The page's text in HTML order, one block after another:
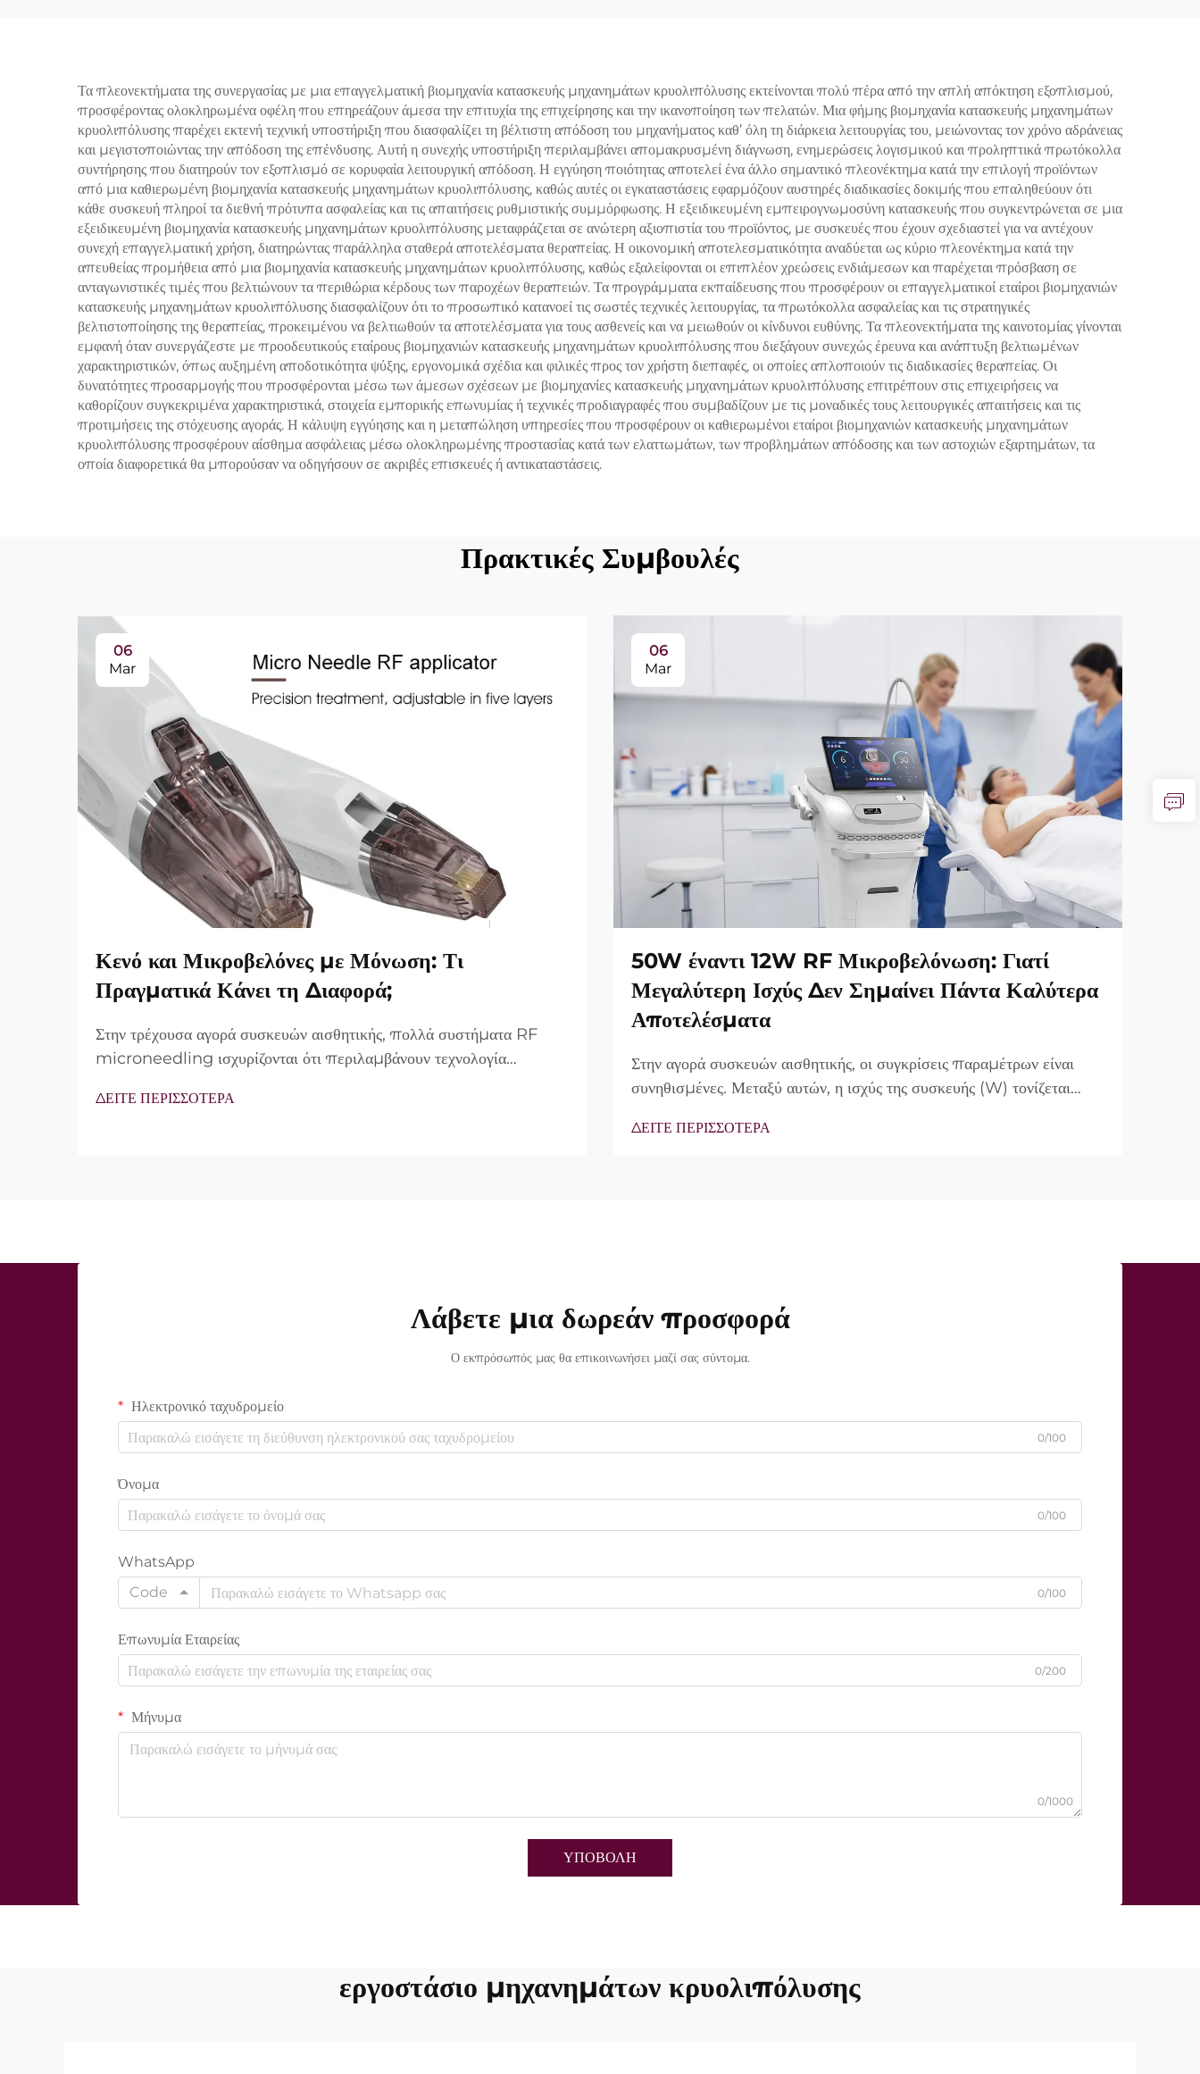
σώματος και
αντιμετώπιση γήρανσης
Τα πλεονεκτήματα της συνεργασίας με μια επαγγελματική βιομηχανία κατασκευής μηχανημάτων κρυολιπόλυσης εκτείνονται πολύ πέρα από την απλή απόκτηση εξοπλισμού,
προσφέροντας ολοκληρωμένα οφέλη που επηρεάζουν άμεσα την επιτυχία της επιχείρησης και την ικανοποίηση των πελατών. Μια φήμης βιομηχανία κατασκευής μηχανημάτων
κρυολιπόλυσης παρέχει εκτενή τεχνική υποστήριξη που διασφαλίζει τη βέλτιστη απόδοση του μηχανήματος καθ’ όλη τη διάρκεια λειτουργίας του, μειώνοντας τον χρόνο αδράνειας
και μεγιστοποιώντας την απόδοση της επένδυσης. Αυτή η συνεχής υποστήριξη περιλαμβάνει απομακρυσμένη διάγνωση, ενημερώσεις λογισμικού και προληπτικά πρωτόκολλα
συντήρησης που διατηρούν τον εξοπλισμό σε κορυφαία λειτουργική απόδοση. Η εγγύηση ποιότητας αποτελεί ένα άλλο σημαντικό πλεονέκτημα κατά την επιλογή προϊόντων
από μια καθιερωμένη βιομηχανία κατασκευής μηχανημάτων κρυολιπόλυσης, καθώς αυτές οι εγκαταστάσεις εφαρμόζουν αυστηρές διαδικασίες δοκιμής που επαληθεύουν ότι
κάθε συσκευή πληροί τα διεθνή πρότυπα ασφαλείας και τις απαιτήσεις ρυθμιστικής συμμόρφωσης. Η εξειδικευμένη εμπειρογνωμοσύνη κατασκευής που συγκεντρώνεται σε μια
εξειδικευμένη βιομηχανία κατασκευής μηχανημάτων κρυολιπόλυσης μεταφράζεται σε ανώτερη αξιοπιστία του προϊόντος, με συσκευές που έχουν σχεδιαστεί για να αντέχουν
συνεχή επαγγελματική χρήση, διατηρώντας παράλληλα σταθερά αποτελέσματα θεραπείας. Η οικονομική αποτελεσματικότητα αναδύεται ως κύριο πλεονέκτημα κατά την
απευθείας προμήθεια από μια βιομηχανία κατασκευής μηχανημάτων κρυολιπόλυσης, καθώς εξαλείφονται οι επιπλέον χρεώσεις ενδιάμεσων και παρέχεται πρόσβαση σε
ανταγωνιστικές τιμές που βελτιώνουν τα περιθώρια κέρδους των παροχέων θεραπειών. Τα προγράμματα εκπαίδευσης που προσφέρουν οι επαγγελματικοί εταίροι βιομηχανιών
κατασκευής μηχανημάτων κρυολιπόλυσης διασφαλίζουν ότι το προσωπικό κατανοεί τις σωστές τεχνικές λειτουργίας, τα πρωτόκολλα ασφαλείας και τις στρατηγικές
βελτιστοποίησης της θεραπείας, προκειμένου να βελτιωθούν τα αποτελέσματα για τους ασθενείς και να μειωθούν οι κίνδυνοι ευθύνης. Τα πλεονεκτήματα της καινοτομίας γίνονται
εμφανή όταν συνεργάζεστε με προοδευτικούς εταίρους βιομηχανιών κατασκευής μηχανημάτων κρυολιπόλυσης που διεξάγουν συνεχώς έρευνα και ανάπτυξη βελτιωμένων
χαρακτηριστικών, όπως αυξημένη αποδοτικότητα ψύξης, εργονομικά σχέδια και φιλικές προς τον χρήστη διεπαφές, οι οποίες απλοποιούν τις διαδικασίες θεραπείας. Οι
δυνατότητες προσαρμογής που προσφέρονται μέσω των άμεσων σχέσεων με βιομηχανίες κατασκευής μηχανημάτων κρυολιπόλυσης επιτρέπουν στις επιχειρήσεις να
καθορίζουν συγκεκριμένα χαρακτηριστικά, στοιχεία εμπορικής επωνυμίας ή τεχνικές προδιαγραφές που συμβαδίζουν με τις μοναδικές τους λειτουργικές απαιτήσεις και τις
προτιμήσεις της στόχευσης αγοράς. Η κάλυψη εγγύησης και η μεταπώληση υπηρεσίες που προσφέρουν οι καθιερωμένοι εταίροι βιομηχανιών κατασκευής μηχανημάτων
κρυολιπόλυσης προσφέρουν αίσθημα ασφάλειας μέσω ολοκληρωμένης προστασίας κατά των ελαττωμάτων, των προβλημάτων απόδοσης και των αστοχιών εξαρτημάτων, τα
οποία διαφορετικά θα μπορούσαν να οδηγήσουν σε ακριβές επισκευές ή αντικαταστάσεις.
Πρακτικές Συμβουλές
06
Mar
Κενό και Μικροβελόνες με Μόνωση: Τι
Πραγματικά Κάνει τη Διαφορά;
Στην τρέχουσα αγορά συσκευών αισθητικής, πολλά συστήματα RF
microneedling ισχυρίζονται ότι περιλαμβάνουν τεχνολογία
δεν είναι απλώς αν αυτά τα χαρακτηριστικά υπάρχουν, αλλά πώς
ΔΕΙΤΕ ΠΕΡΙΣΣΟΤΕΡΑ
06
Mar
50W έναντι 12W RF Μικροβελόνωση: Γιατί
Μεγαλύτερη Ισχύς Δεν Σημαίνει Πάντα Καλύτερα
Αποτελέσματα
Στην αγορά συσκευών αισθητικής, οι συγκρίσεις παραμέτρων είναι
συνηθισμένες. Μεταξύ αυτών, η ισχύς της συσκευής (W) τονίζεται
άποψης, η πραγματικότητα είναι πολύ διαφορετική. Σε πολλές
ΔΕΙΤΕ ΠΕΡΙΣΣΟΤΕΡΑ
Λάβετε μια δωρεάν προσφορά
Ο εκπρόσωπός μας θα επικοινωνήσει μαζί σας σύντομα.
Ηλεκτρονικό ταχυδρομείο
0/100
Όνομα
0/100
WhatsApp
Code
0/100
Επωνυμία Εταιρείας
0/200
Μήνυμα
0/1000
ΥΠΟΒΟΛΗ
εργοστάσιο μηχανημάτων κρυολιπόλυσης